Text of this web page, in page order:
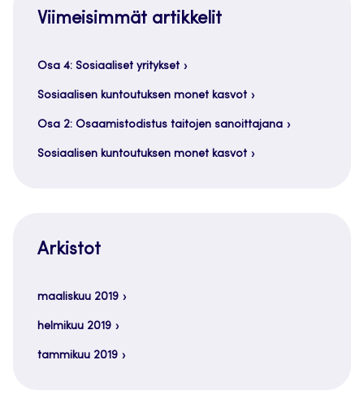
Viimeisimmät artikkelit
Osa 4: Sosiaaliset yritykset
Sosiaalisen kuntoutuksen monet kasvot
Osa 2: Osaamistodistus taitojen sanoittajana
Sosiaalisen kuntoutuksen monet kasvot
Arkistot
maaliskuu 2019
helmikuu 2019
tammikuu 2019